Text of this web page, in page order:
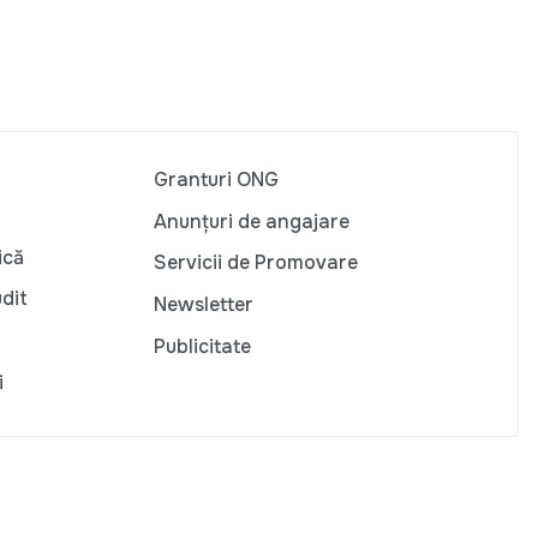
Granturi ONG
Anunțuri de angajare
Servicii de Promovare
Newsletter
Publicitate